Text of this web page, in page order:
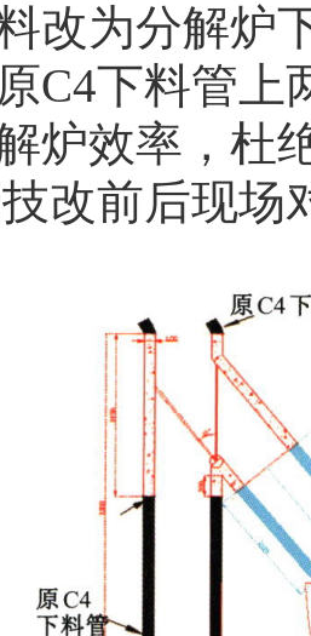
改为分解炉
C4下料管
炉效率，杜
改前后现场